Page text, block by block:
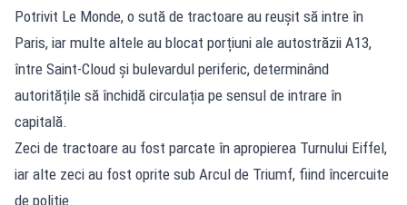
Potrivit Le Monde, o sută de tractoare au reușit să intre în
Paris, iar multe altele au blocat porțiuni ale autostrăzii A13,
între Saint‑Cloud și bulevardul periferic, determinând
autoritățile să închidă circulația pe sensul de intrare în
capitală.
Zeci de tractoare au fost parcate în apropierea Turnului Eiffel,
iar alte zeci au fost oprite sub Arcul de Triumf, fiind încercuite
de poliție.